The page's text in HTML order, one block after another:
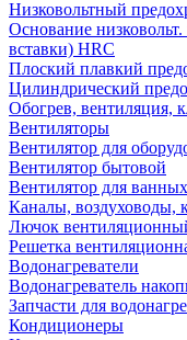
Низковольтный
Основание
вставки) HRC
Плоский плавкий
Цилиндрический
Обогрев, вентиляция,
Вентиляторы
Вентилятор для
Вентилятор бытовой
Вентилятор для
Каналы, воздуховоды,
Лючок
Решетка
Водонагреватели
Водонагреватель
Запчасти для
Кондиционеры